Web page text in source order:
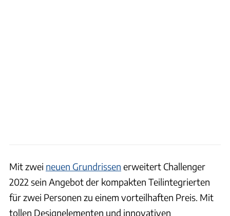
Mit zwei neuen Grundrissen erweitert Challenger
2022 sein Angebot der kompakten Teilintegrierten
für zwei Personen zu einem vorteilhaften Preis. Mit
tollen Designelementen und innovativen